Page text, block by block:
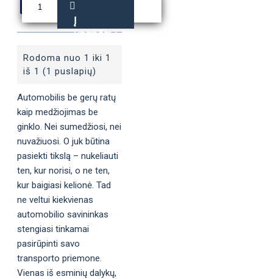
Į
KREPŠELĮ
Rodoma nuo 1 iki 1
iš 1 (1 puslapių)
Automobilis be gerų ratų
kaip medžiojimas be
ginklo. Nei sumedžiosi, nei
nuvažiuosi. O juk būtina
pasiekti tikslą – nukeliauti
ten, kur norisi, o ne ten,
kur baigiasi kelionė. Tad
ne veltui kiekvienas
automobilio savininkas
stengiasi tinkamai
pasirūpinti savo
transporto priemone.
Vienas iš esminių dalykų,